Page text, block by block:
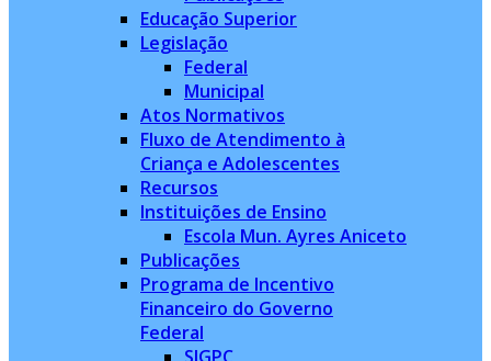
Educação Superior
Legislação
Federal
Municipal
Atos Normativos
Fluxo de Atendimento à
Criança e Adolescentes
Recursos
Instituições de Ensino
Escola Mun. Ayres Aniceto
Publicações
Programa de Incentivo
Financeiro do Governo
Federal